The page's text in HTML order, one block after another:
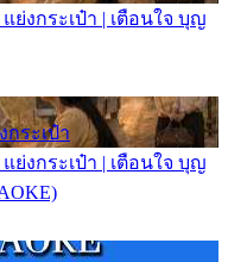
ย่งกระเป๋า | เตือนใจ บุญ
กระเป๋า
ย่งกระเป๋า | เตือนใจ บุญ